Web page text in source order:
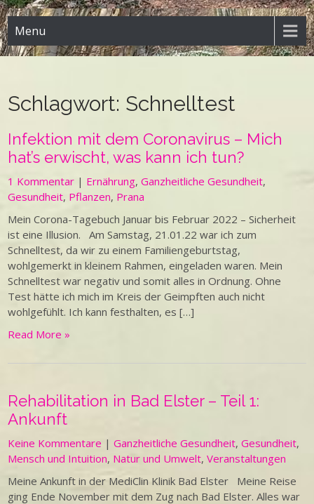
Menu
Schlagwort: Schnelltest
Infektion mit dem Coronavirus – Mich
hat’s erwischt, was kann ich tun?
1 Kommentar | Ernährung,Ganzheitliche Gesundheit,
Gesundheit, Pflanzen, Prana
Mein Corona-Tagebuch Januar bis Februar 2022 – Sicherheit
ist eine Illusion. Am Samstag, 21.01.22 war ich zum
Schnelltest, da wir zu einem Familiengeburtstag,
wohlgemerkt in kleinem Rahmen, eingeladen waren. Mein
Schnelltest war negativ und somit alles in Ordnung. Ohne
Test hätte ich mich im Kreis der Geimpften auch nicht
wohlgefühlt. Ich kann festhalten, es […]
Read More »
Rehabilitation in Bad Elster – Teil 1:
Ankunft
Keine Kommentare |Ganzheitliche Gesundheit,Gesundheit,
Mensch und Intuition, Natur und Umwelt,Veranstaltungen
Meine Ankunft in der MediClin Klinik Bad Elster Meine Reise
ging Ende November mit dem Zug nach Bad Elster. Alles war